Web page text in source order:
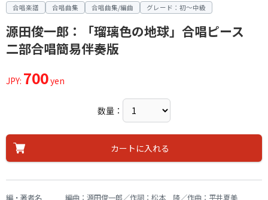
合唱楽譜 合唱曲集 合唱曲集/編曲 グレード：初～中級
源田俊一郎：「瑠璃色の地球」合唱ピース
二部合唱簡易伴奏版
JPY: 700yen
数量：
カートに入れる
編・著者名
編曲：源田俊一郎／作詞：松本 隆／作曲：平井夏美